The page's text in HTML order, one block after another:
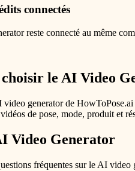
connectés
reste connecté au même
le AI Video
generator de
de pose, mode, produit et
Video Generator
fréquentes sur le AI